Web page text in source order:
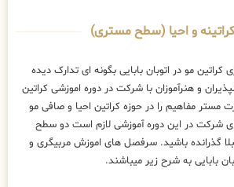
کراتینه و احیا (سطح مستری)
مو در اتوبان بابایی بگونه ای تدارک دیده
و هنرآموزان با شرکت در دوره اموزشی کراتین
مستر مفاهیم را در حوزه کراتین احیا و صافی مو
شرکت در این دوره آموزشی لازم است دو سطح
گذرانده باشید. سرفصل های اموزش مربیگری و
بابایی به شرح زیر میباشند.